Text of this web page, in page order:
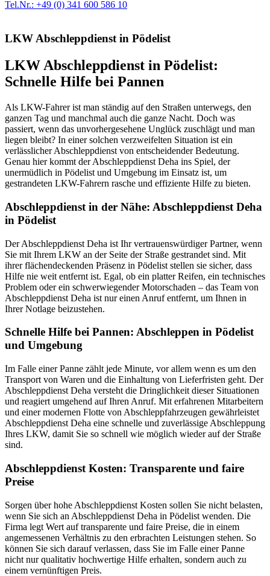
Tel.Nr.: +49 (0) 341 600 586 10
LKW Abschleppdienst in Pödelist
LKW Abschleppdienst in Pödelist:
Schnelle Hilfe bei Pannen
Als LKW-Fahrer ist man ständig auf den Straßen unterwegs, den
ganzen Tag und manchmal auch die ganze Nacht. Doch was
passiert, wenn das unvorhergesehene Unglück zuschlägt und man
liegen bleibt? In einer solchen verzweifelten Situation ist ein
verlässlicher Abschleppdienst von entscheidender Bedeutung.
Genau hier kommt der Abschleppdienst Deha ins Spiel, der
unermüdlich in Pödelist und Umgebung im Einsatz ist, um
gestrandeten LKW-Fahrern rasche und effiziente Hilfe zu bieten.
Abschleppdienst in der Nähe: Abschleppdienst Deha
in Pödelist
Der Abschleppdienst Deha ist Ihr vertrauenswürdiger Partner, wenn
Sie mit Ihrem LKW an der Seite der Straße gestrandet sind. Mit
ihrer flächendeckenden Präsenz in Pödelist stellen sie sicher, dass
Hilfe nie weit entfernt ist. Egal, ob ein platter Reifen, ein technisches
Problem oder ein schwerwiegender Motorschaden – das Team von
Abschleppdienst Deha ist nur einen Anruf entfernt, um Ihnen in
Ihrer Notlage beizustehen.
Schnelle Hilfe bei Pannen: Abschleppen in Pödelist
und Umgebung
Im Falle einer Panne zählt jede Minute, vor allem wenn es um den
Transport von Waren und die Einhaltung von Lieferfristen geht. Der
Abschleppdienst Deha versteht die Dringlichkeit dieser Situationen
und reagiert umgehend auf Ihren Anruf. Mit erfahrenen Mitarbeitern
und einer modernen Flotte von Abschleppfahrzeugen gewährleistet
Abschleppdienst Deha eine schnelle und zuverlässige Abschleppung
Ihres LKW, damit Sie so schnell wie möglich wieder auf der Straße
sind.
Abschleppdienst Kosten: Transparente und faire
Preise
Sorgen über hohe Abschleppdienst Kosten sollen Sie nicht belasten,
wenn Sie sich an Abschleppdienst Deha in Pödelist wenden. Die
Firma legt Wert auf transparente und faire Preise, die in einem
angemessenen Verhältnis zu den erbrachten Leistungen stehen. So
können Sie sich darauf verlassen, dass Sie im Falle einer Panne
nicht nur qualitativ hochwertige Hilfe erhalten, sondern auch zu
einem vernünftigen Preis.